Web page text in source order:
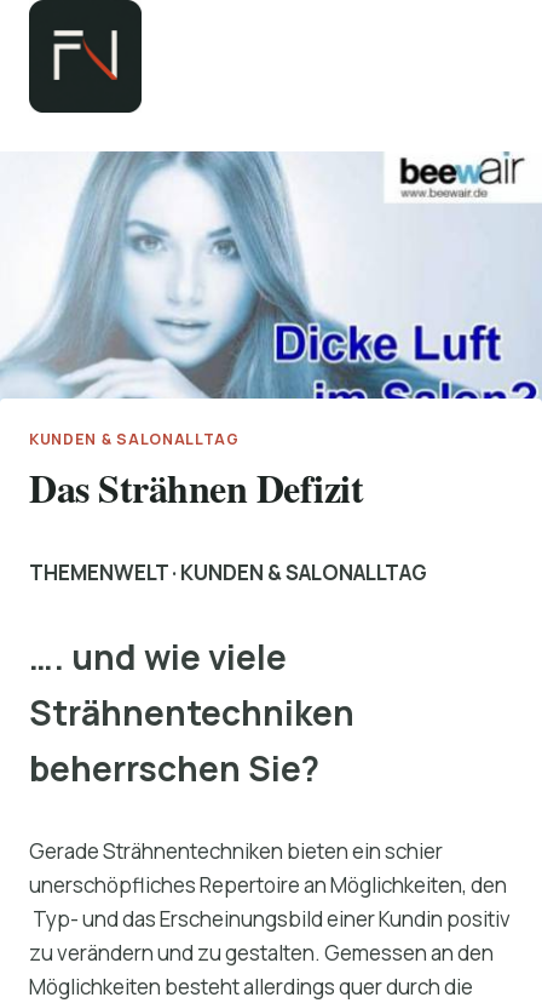
Zum
springen
KUNDEN & SALONALLTAG
Das Strähnen Defizit
THEMENWELT · KUNDEN & SALONALLTAG
…. und wie viele
Strähnentechniken
beherrschen Sie?
Gerade Strähnentechniken bieten ein schier
unerschöpfliches Repertoire an Möglichkeiten, den
Typ- und das Erscheinungsbild einer Kundin positiv
zu verändern und zu gestalten. Gemessen an den
Möglichkeiten besteht allerdings quer durch die